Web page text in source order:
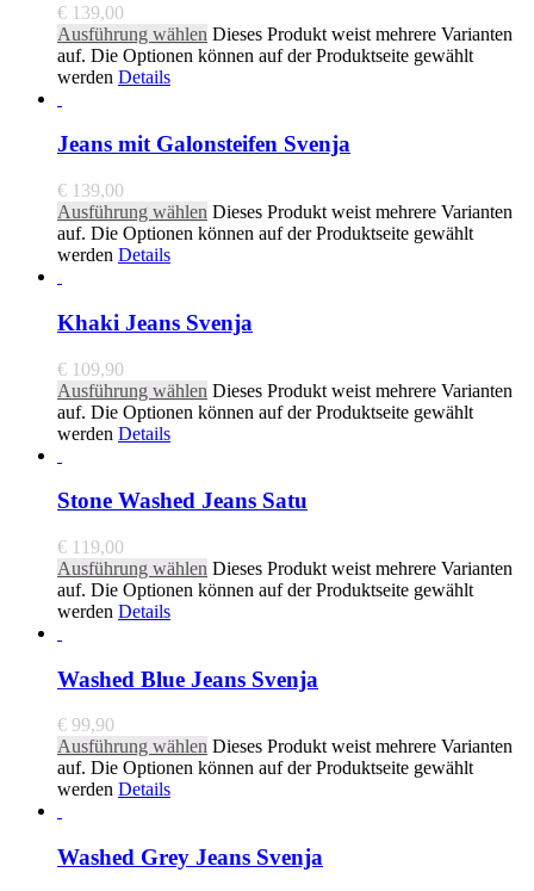
€ 139,00
Ausführung wählen Dieses Produkt weist mehrere Varianten
auf. Die Optionen können auf der Produktseite gewählt
werden Details
Jeans mit Galonsteifen Svenja
€ 139,00
Ausführung wählen Dieses Produkt weist mehrere Varianten
auf. Die Optionen können auf der Produktseite gewählt
werden Details
Khaki Jeans Svenja
€ 109,90
Ausführung wählen Dieses Produkt weist mehrere Varianten
auf. Die Optionen können auf der Produktseite gewählt
werden Details
Stone Washed Jeans Satu
€ 119,00
Ausführung wählen Dieses Produkt weist mehrere Varianten
auf. Die Optionen können auf der Produktseite gewählt
werden Details
Washed Blue Jeans Svenja
€ 99,90
Ausführung wählen Dieses Produkt weist mehrere Varianten
auf. Die Optionen können auf der Produktseite gewählt
werden Details
Washed Grey Jeans Svenja